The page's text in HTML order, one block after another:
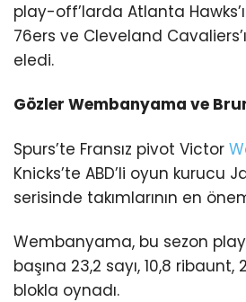
play-off’larda Atlanta
76ers ve Cleveland
eledi.
Gözler Wembanyama ve
Spurs’te Fransız pivot Victor
Knicks’te ABD’li oyun kurucu
serisinde takımlarının en
Wembanyama, bu sezon
başına 23,2 sayı, 10,8 ribaunt,
blokla oynadı.